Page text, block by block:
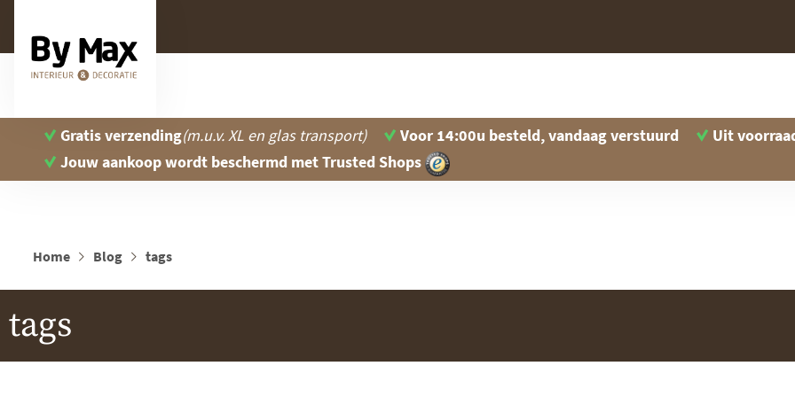
Gratis verzending(m.u.v. XL en glas transport) Voor 14:00u besteld, vandaag verstuurd
Uit
Jouw aankoop wordt beschermd met Trusted Shops
Home Blog tags
tags